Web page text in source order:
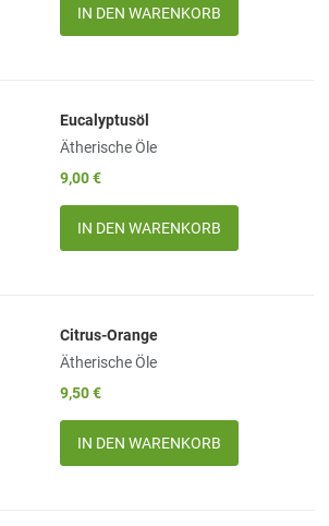
Quick View
Menge
Add to Wishlist
Add to Compare
Quick View
Eucalyptusöl
Ätherische Öle
9,00 €
Menge
Add to Wishlist
Add to Compare
Quick View
Citrus-Orange
Ätherische Öle
9,50 €
Menge